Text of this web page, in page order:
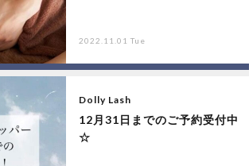
2022.11.01 Tue
Dolly Lash
12月31日までのご予約受付中
☆